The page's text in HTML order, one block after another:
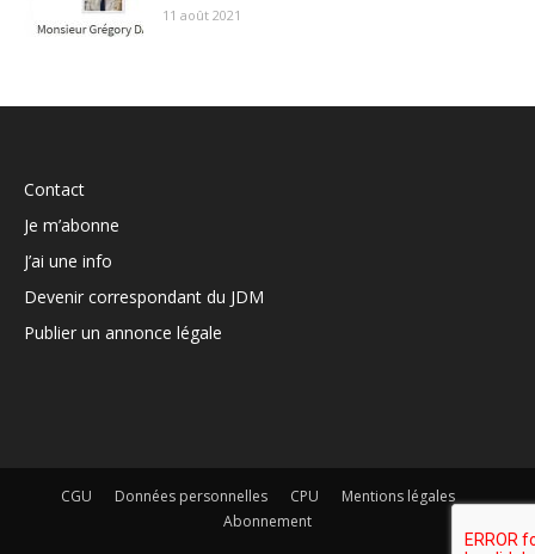
11 août 2021
Contact
Je m’abonne
J’ai une info
Devenir correspondant du JDM
Publier un annonce légale
CGU Données personnelles CPU
Mentions légales
Abonnement